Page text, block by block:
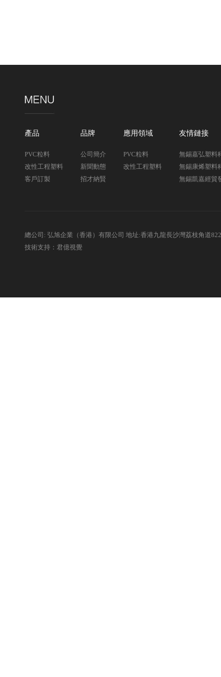
產品
PVC粒料
改性工程塑料
客戶訂製
品牌
公司簡介
新聞動態
招才納賢
應用領域
PVC粒料
改性工程塑料
友情鏈接
無錫嘉弘塑料
無錫康烯塑料
無錫凱嘉經貿
總公司: 弘旭企業（香港）有限公司 地址:香港九龍長沙灣荔枝角道
技術支持：君億視覺